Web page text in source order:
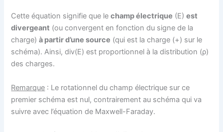
Cette équation signifie que lechamp électrique (E)est
divergeant (ou convergent en fonction du signe de la
charge)à partir d’une source (qui est la charge (+) sur le
schéma). Ainsi, div(E) est proportionnel à la distribution (ρ)
des charges.
Remarque : Le rotationnel du champ électrique sur ce
premier schéma est nul, contrairement au schéma qui va
suivre avec l’équation de Maxwell-Faraday.